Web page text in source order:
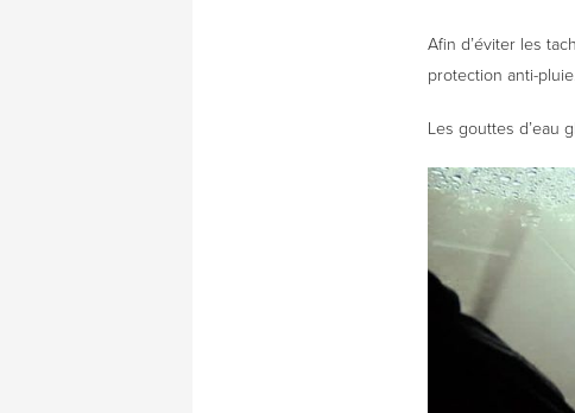
Afin d’éviter les
protection anti-pluie.
Les gouttes d’eau